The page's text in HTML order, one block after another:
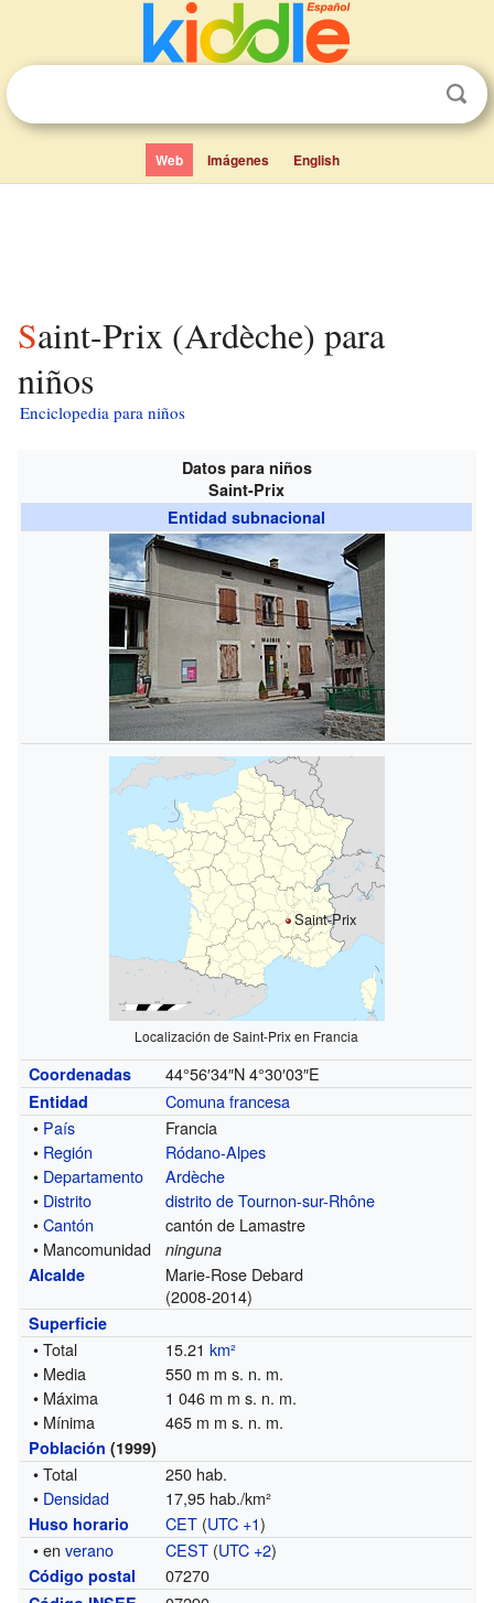
Web Imágenes English
Saint-Prix (Ardèche) para
niños
Enciclopedia para niños
Datos para niños
Saint-Prix
Entidad subnacional
Saint-Prix
Localización de Saint-Prix en Francia
Coordenadas 44°56′34″N 4°30′03″E
Entidad
Comuna francesa
• País
Francia
• Región
Ródano-Alpes
• Departamento
Ardèche
• Distrito
distrito de Tournon-sur-Rhône
•Cantón
cantón de Lamastre
• Mancomunidad
ninguna
Alcalde
Marie-Rose Debard
(2008-2014)
Superficie
• Total 15.21km²
• Media
550 m m s. n. m.
• Máxima
1 046 m m s. n. m.
• Mínima
465 m m s. n. m.
Población (1999)
• Total
250 hab.
• Densidad 17,95 hab./km²
Huso horario CET (UTC +1)
• enverano CEST (UTC +2)
Código postal 07270